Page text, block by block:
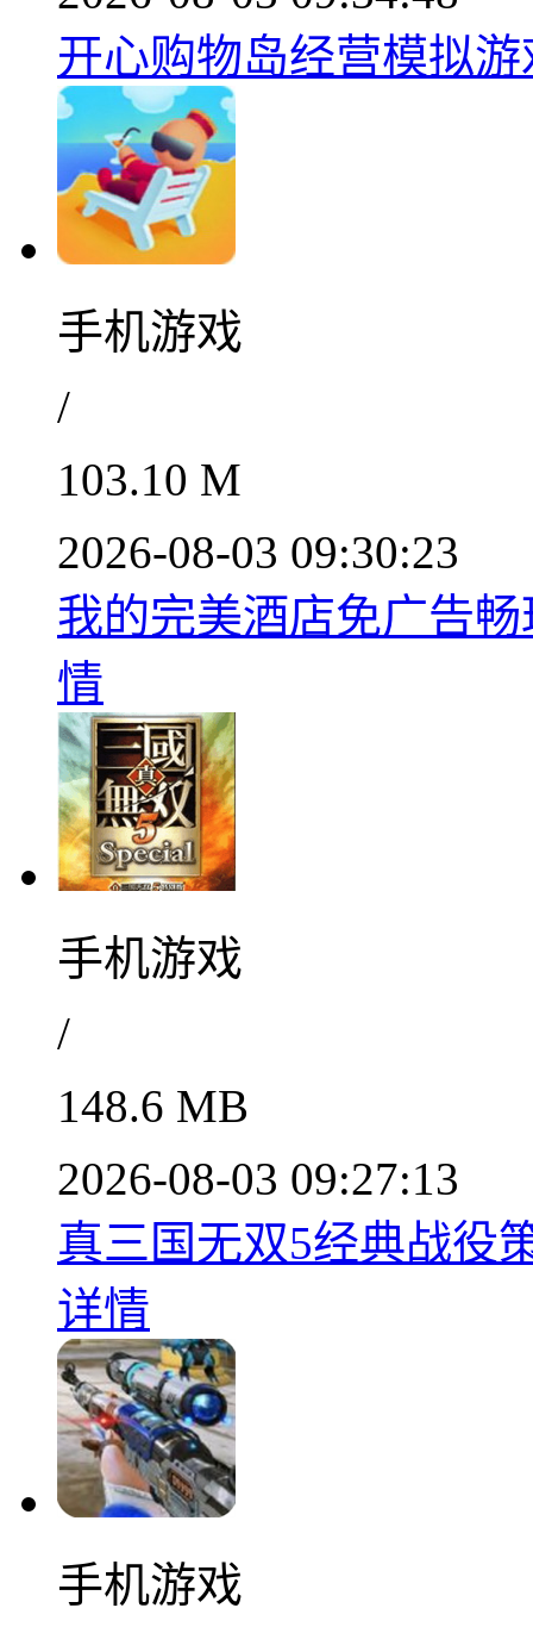
开心购物岛经营模拟
手机游戏
/
103.10 M
2026-08-03 09:30:23
我的完美酒店免广告
情
手机游戏
/
148.6 MB
2026-08-03 09:27:13
真三国无双5经典战役
详情
手机游戏